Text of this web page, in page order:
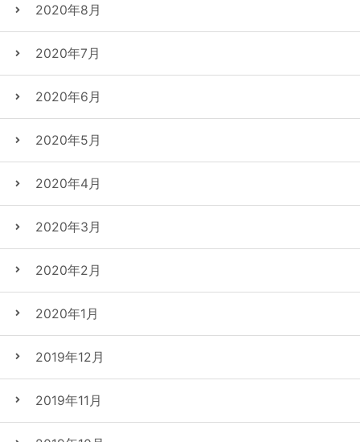
2020年8月
2020年7月
2020年6月
2020年5月
2020年4月
2020年3月
2020年2月
2020年1月
2019年12月
2019年11月